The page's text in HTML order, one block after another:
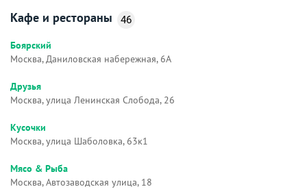
Кафе и рестораны 46
Боярский
Москва, Даниловская набережная, 6А
Друзья
Москва, улица Ленинская Слобода, 26
Кусочки
Москва, улица Шаболовка, 63к1
Мясо & Рыба
Москва, Автозаводская улица, 18